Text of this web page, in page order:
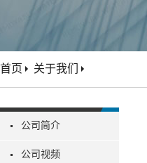
公司简介
公司视频
首页 关于我们